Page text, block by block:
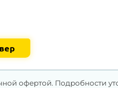
офертой. Подробности